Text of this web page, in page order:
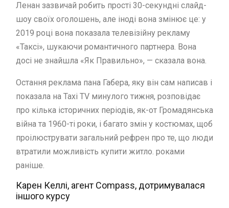
Ленан зазвичай робить прості 30-секундні слайд-
шоу своїх оголошень, але іноді вона змінює це: у
2019 році вона показала телевізійну рекламу
«Таксі», шукаючи романтичного партнера. Вона
досі не знайшла «Як Правильно», — сказала вона.
Остання реклама пана Габера, яку він сам написав і
показала на Taxi TV минулого тижня, розповідає
про кілька історичних періодів, як-от Громадянська
війна та 1960-ті роки, і багато змін у костюмах, щоб
проілюструвати загальний рефрен про те, що люди
втратили можливість купити житло. роками
раніше.
Карен Келлі, агент Compass, дотримувалася
іншого курсу